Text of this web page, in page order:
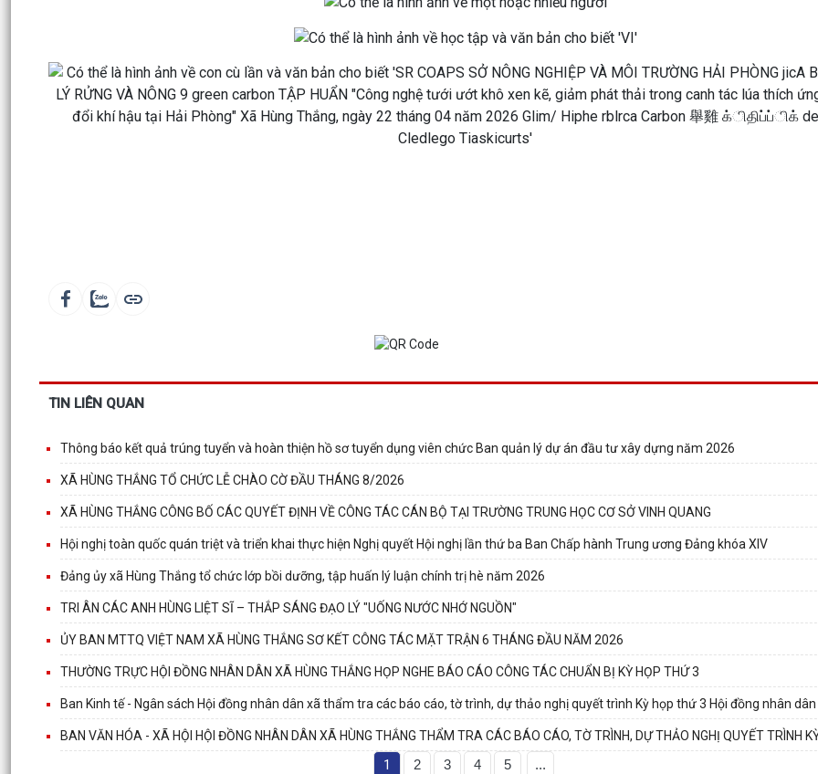
TIN LIÊN QUAN
Thông báo kết quả trúng tuyển và hoàn thiện hồ sơ tuyển dụng viên chức Ban quản lý dự án đầu tư xây dựng năm 2026
XÃ HÙNG THẮNG TỔ CHỨC LỄ CHÀO CỜ ĐẦU THÁNG 8/2026
XÃ HÙNG THẮNG CÔNG BỐ CÁC QUYẾT ĐỊNH VỀ CÔNG TÁC CÁN BỘ TẠI TRƯỜNG TRUNG HỌC CƠ SỞ VINH QUANG
Hội nghị toàn quốc quán triệt và triển khai thực hiện Nghị quyết Hội nghị lần thứ ba Ban Chấp hành Trung ương Đảng khóa XIV
Đảng ủy xã Hùng Thắng tổ chức lớp bồi dưỡng, tập huấn lý luận chính trị hè năm 2026
TRI ÂN CÁC ANH HÙNG LIỆT SĨ – THẮP SÁNG ĐẠO LÝ "UỐNG NƯỚC NHỚ NGUỒN"
ỦY BAN MTTQ VIỆT NAM XÃ HÙNG THẮNG SƠ KẾT CÔNG TÁC MẶT TRẬN 6 THÁNG ĐẦU NĂM 2026
THƯỜNG TRỰC HỘI ĐỒNG NHÂN DÂN XÃ HÙNG THẮNG HỌP NGHE BÁO CÁO CÔNG TÁC CHUẨN BỊ KỲ HỌP THỨ 3
Ban Kinh tế - Ngân sách Hội đồng nhân dân xã thẩm tra các báo cáo, tờ trình, dự thảo nghị quyết trình Kỳ họp thứ 3 Hội đồng nhân dân
BAN VĂN HÓA - XÃ HỘI HỘI ĐỒNG NHÂN DÂN XÃ HÙNG THẮNG THẨM TRA CÁC BÁO CÁO, TỜ TRÌNH, DỰ THẢO NGHỊ QUYẾT TRÌNH
1 2 3 4 5 ...